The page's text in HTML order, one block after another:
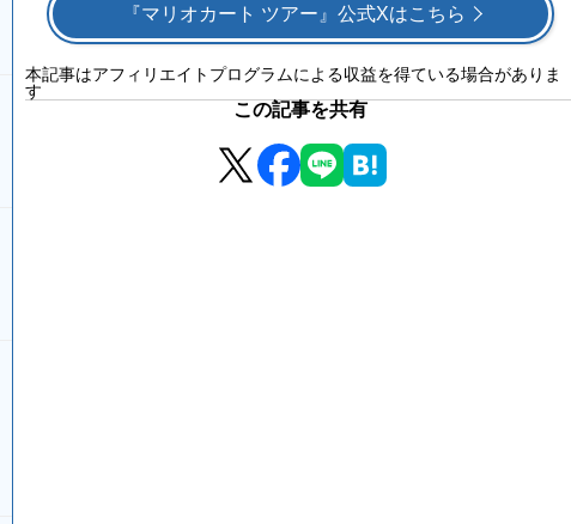
『マリオカート ツアー』公式Xはこちら
本記事はアフィリエイトプログラムによる収益を得ている場合がありま
す
この記事を共有